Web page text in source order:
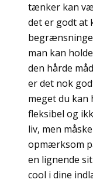
tænker kan
det er godt at
man kan
den hårde
er det nok
meget du kan
fleksibel og
liv, men
opmærksom
en lignende
cool i dine